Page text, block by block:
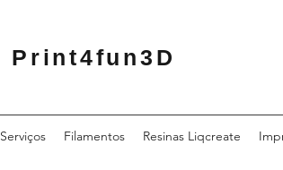
Print4fun3D
Serviços Filamentos Resinas Liqcreate